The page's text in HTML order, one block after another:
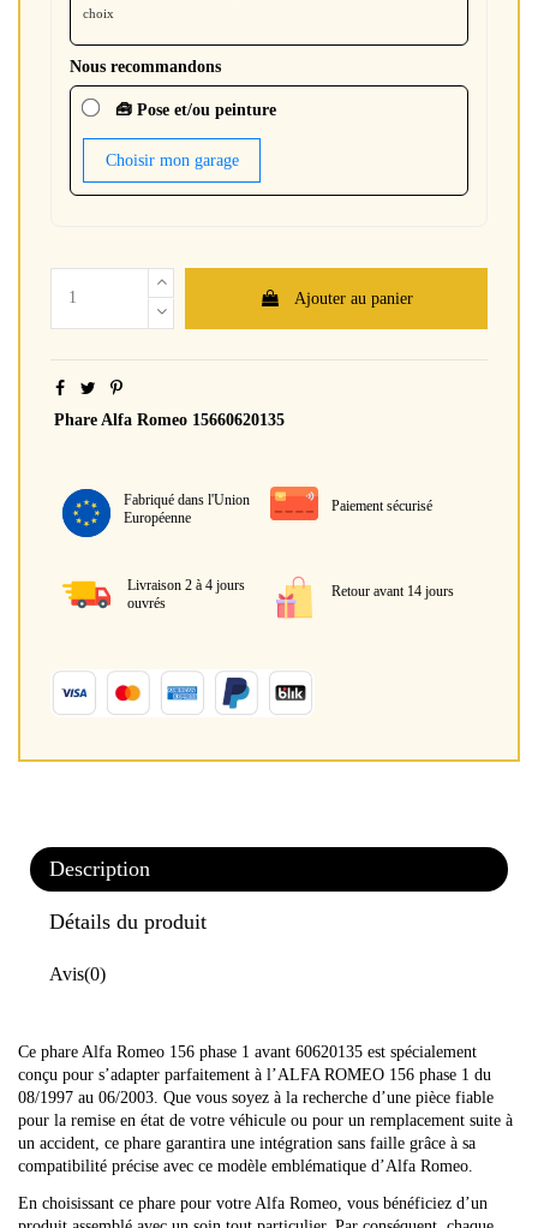
choix
Nous recommandons
🧰 Pose et/ou peinture
Choisir mon garage
Ajouter au panier
Phare Alfa Romeo 15660620135
Fabriqué dans l'Union
Européenne
Paiement sécurisé
Livraison 2 à 4 jours
ouvrés
Retour avant 14 jours
Description
Détails du produit
Avis(0)
Ce phare Alfa Romeo 156 phase 1 avant 60620135 est spécialement
conçu pour s’adapter parfaitement à l’ALFA ROMEO 156 phase 1 du
08/1997 au 06/2003. Que vous soyez à la recherche d’une pièce fiable
pour la remise en état de votre véhicule ou pour un remplacement suite à
un accident, ce phare garantira une intégration sans faille grâce à sa
compatibilité précise avec ce modèle emblématique d’Alfa Romeo.
En choisissant ce phare pour votre Alfa Romeo, vous bénéficiez d’un